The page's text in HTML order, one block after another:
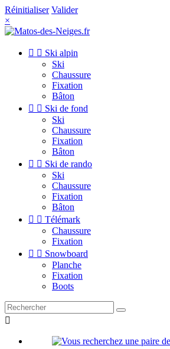
Réinitialiser Valider
×
  Ski alpin
Ski
Chaussure
Fixation
Bâton
  Ski de fond
Ski
Chaussure
Fixation
Bâton
  Ski de rando
Ski
Chaussure
Fixation
Bâton
  Télémark
Chaussure
Fixation
  Snowboard
Planche
Fixation
Boots
